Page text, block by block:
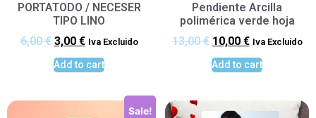
PORTATODO / NECESER
TIPO LINO
6,00€ 3,00 € Iva Excluido
Add to cart
Pendiente Arcilla
polimérica verde hoja
13,00€ 10,00 € Iva Excluido
Add to cart
Sale!